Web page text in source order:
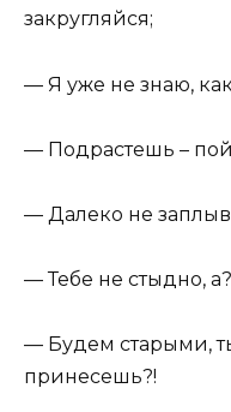
закругляйся;
— Я уже не знаю, как
— Подрастешь –
— Далеко не
— Тебе не стыдно, а?
— Будем старыми,
принесешь?!